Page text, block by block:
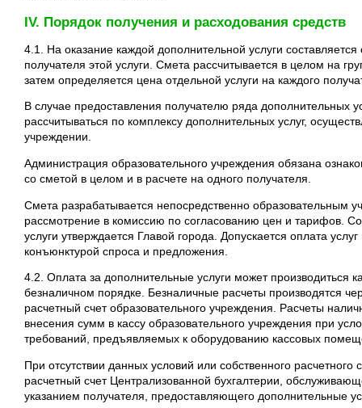
IV. Порядок получения и расходования средств
4.1. На оказание каждой дополнительной услуги
получателя этой услуги. Смета рассчитывается в целом на
затем определяется цена отдельной услуги на каждого
В случае предоставления получателю ряда дополнительных
рассчитываться по комплексу дополнительных услуг,
учреждении.
Администрация образовательного учреждения обязана
со сметой в целом и в расчете на одного получателя.
Смета разрабатывается непосредственно образовательным
рассмотрение в комиссию по согласованию цен и тарифов.
услуги утверждается Главой города. Допускается оплата
конъюнктурой спроса и предложения.
4.2. Оплата за дополнительные услуги может производиться
безналичном порядке. Безналичные расчеты производятся
расчетный счет образовательного учреждения. Расчеты
внесения сумм в кассу образовательного учреждения при
требований, предъявляемых к оборудованию кассовых
При отсутствии данных условий или собственного расчетного
расчетный счет Централизованной бухгалтерии,
указанием получателя, предоставляющего дополнительные